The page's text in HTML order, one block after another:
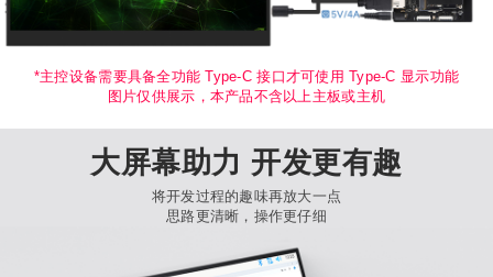
*主控设备需要具备全功能 Type-C 接口才可使用 Type-C 显示功能
图片仅供展示，本产品不含以上主板或主机
大屏幕助力 开发更有趣
将开发过程的趣味再放大一点
思路更清晰，操作更仔细